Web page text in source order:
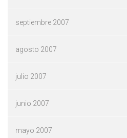
septiembre 2007
agosto 2007
julio 2007
junio 2007
mayo 2007